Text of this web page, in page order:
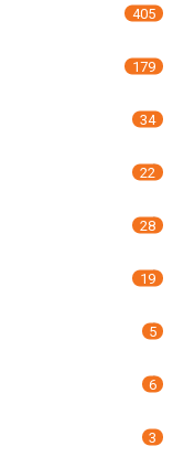
405
179
34
22
28
19
5
6
3